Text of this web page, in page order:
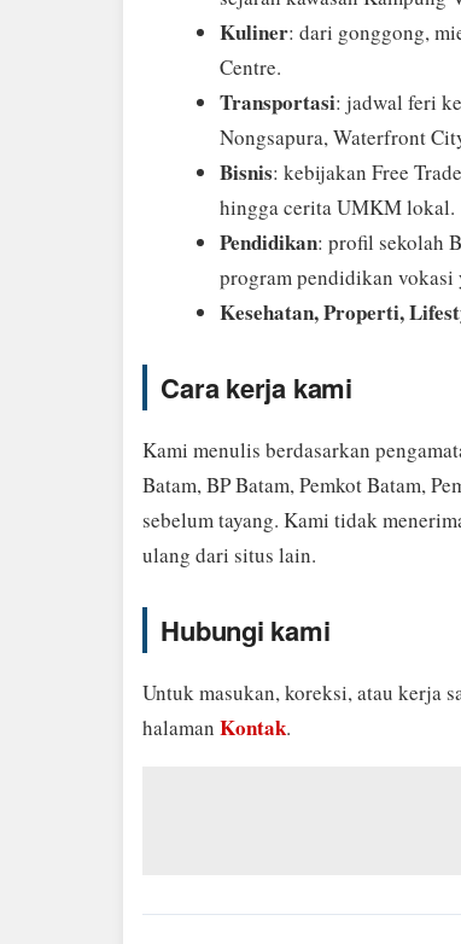
Kuliner: dari gonggong,
Centre.
Transportasi: jadwal feri
Nongsapura, Waterfront
Bisnis: kebijakan Free
hingga cerita UMKM lokal.
Pendidikan: profil sekolah
program pendidikan vokasi
Kesehatan, Properti,
Cara kerja kami
Kami menulis berdasarkan
Batam, BP Batam, Pemkot Batam,
sebelum tayang. Kami tidak
ulang dari situs lain.
Hubungi kami
Untuk masukan, koreksi, atau kerja
halaman Kontak.